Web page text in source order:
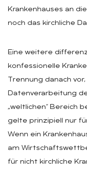
Krankenhauses an
noch das kirchliche
Eine weitere
konfessionelle
Trennung danach
Datenverarbeitung
„weltlichen“ Bereich
gelte prinzipiell nur
Wenn ein
am
für nicht kirchliche